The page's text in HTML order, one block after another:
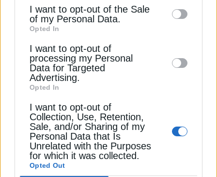
information may also be disclosed by us to
third parties on theIAB’s List of
Downstream Participants
disclose it to other third parties.
I want to opt-out of the Sale
of my Personal Data.
Opted In
I want to opt-out of
processing my Personal
Data for Targeted
Advertising.
Opted In
I want to opt-out of
Collection, Use, Retention,
Sale, and/or Sharing of my
Personal Data that Is
Unrelated with the Purposes
for which it was collected.
Opted Out
CATL: Παρουσιάζει μπαταρία για EVs με
μεγάλη αυτονομία
25 Απριλίου 2024